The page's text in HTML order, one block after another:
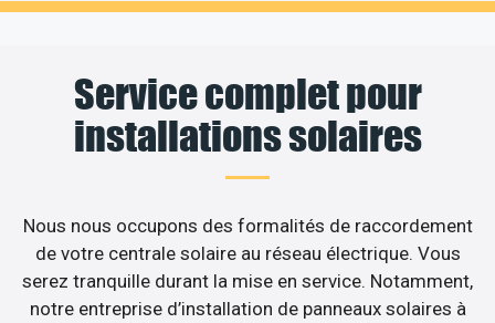
Service complet pour
installations solaires
Nous nous occupons des formalités de raccordement
de votre centrale solaire au réseau électrique. Vous
serez tranquille durant la mise en service. Notamment,
notre entreprise d’installation de panneaux solaires à